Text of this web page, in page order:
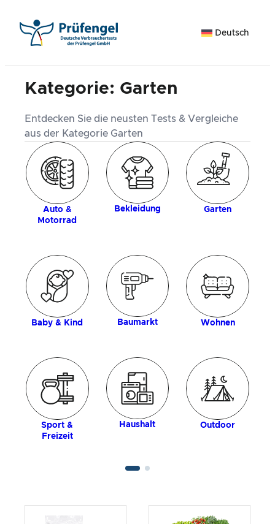
Inhalt
springen
Deutsch
Kategorie: Garten
Entdecken Sie die neusten Tests & Vergleiche
aus der Kategorie Garten
Auto &
Motorrad
Bekleidung Garten
Baby & Kind Baumarkt Wohnen
Sport &
Freizeit
Haushalt Outdoor